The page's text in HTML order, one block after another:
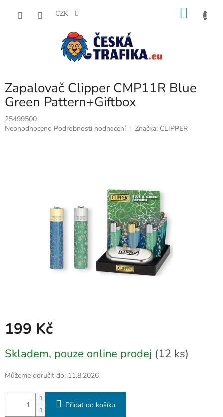
CZK
Zapalovač Clipper CMP11R Blue
Green Pattern+Giftbox
25499500
Průměrné
Neohodnoceno Podrobnosti hodnocení Značka: CLIPPER
199 Kč
cena:
Skladem, pouze online prodej (12 ks)
Můžeme doručit do: 11.8.2026
Přidat do košíku